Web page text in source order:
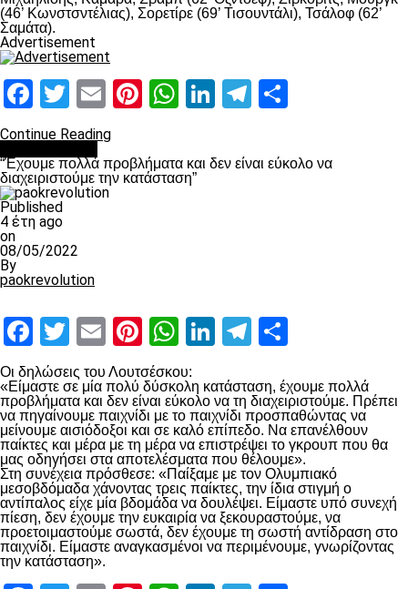
(46’ Κωνστσντέλιας), Σορετίρε (69’ Τισουντάλι), Τσάλοφ (62’
Σαμάτα).
Advertisement
Facebook
Twitter
EmailPinterest
WhatsApp
LinkedIn
Telegram
Continue Reading
“Έχουμε πολλά προβλήματα και δεν είναι εύκολο να
διαχειριστούμε την κατάσταση”
Published
4 έτη ago
on
08/05/2022
By
paokrevolution
Facebook
Twitter
EmailPinterest
WhatsApp
LinkedIn
Telegram
Οι δηλώσεις του Λουτσέσκου:
«Είμαστε σε μία πολύ δύσκολη κατάσταση, έχουμε πολλά
προβλήματα και δεν είναι εύκολο να τη διαχειριστούμε. Πρέπει
να πηγαίνουμε παιχνίδι με το παιχνίδι προσπαθώντας να
μείνουμε αισιόδοξοι και σε καλό επίπεδο. Να επανέλθουν
παίκτες και μέρα με τη μέρα να επιστρέψει το γκρουπ που θα
μας οδηγήσει στα αποτελέσματα που θέλουμε».
Στη συνέχεια πρόσθεσε: «Παίξαμε με τον Ολυμπιακό
μεσοβδόμαδα χάνοντας τρεις παίκτες, την ίδια στιγμή ο
αντίπαλος είχε μία βδομάδα να δουλέψει. Είμαστε υπό συνεχή
πίεση, δεν έχουμε την ευκαιρία να ξεκουραστούμε, να
προετοιμαστούμε σωστά, δεν έχουμε τη σωστή αντίδραση στο
παιχνίδι. Είμαστε αναγκασμένοι να περιμένουμε, γνωρίζοντας
την κατάσταση».